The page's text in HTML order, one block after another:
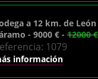
a 12 km. de León
- 9000 € -12000 €
1079
información